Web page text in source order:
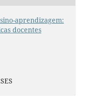
aprendizagem:
docentes